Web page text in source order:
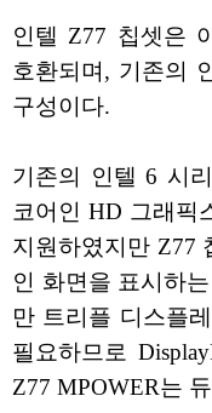
인텔 Z77 칩셋은
호환되며, 기존의
구성이다.
기존의 인텔 6 시
코어인 HD 그래픽
지원하였지만 Z77
인 화면을 표시하
만 트리플 디스플
필요하므로
Z77 MPOWER는